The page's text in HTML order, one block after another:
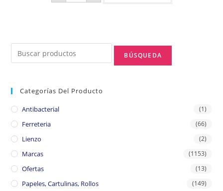
Categorías Del Producto
Antibacterial (1)
Ferreteria (66)
Lienzo (2)
Marcas (1153)
Ofertas (13)
Papeles, Cartulinas, Rollos (149)